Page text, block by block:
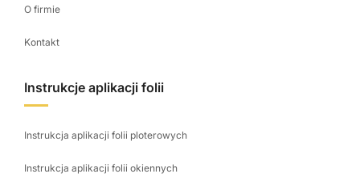
O firmie
Kontakt
Instrukcje aplikacji folii
Instrukcja aplikacji folii ploterowych
Instrukcja aplikacji folii okiennych